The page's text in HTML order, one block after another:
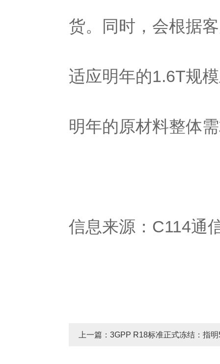
货。同时，会根据
适应明年的1.6T规
明年的原材料整体
信息来源：C114通
上一篇：3GPP R18标准正式冻结：指